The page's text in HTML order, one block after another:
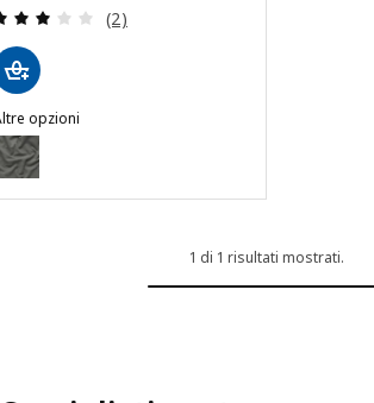
Recensione: 3 fuori da 5 stelle.
(2)
opzioni
HOLMSUND, Fodera per divano letto
1 di 1 risultati mostrati.